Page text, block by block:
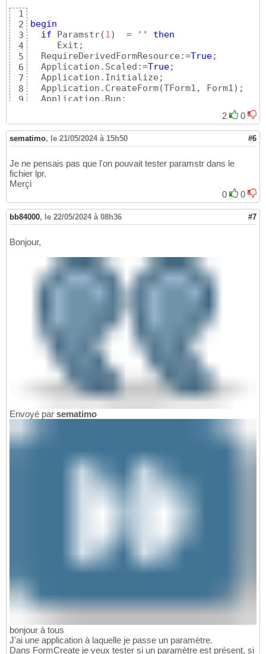
1
2
3
4
5
6
7
8
9
begin
if Paramstr(1)
  =
''
then
     Exit;
  RequireDerivedFormResource:=
True;
  Application.Scaled:=
True;
  Application.Initialize;
  Application.CreateForm
(TForm1, Form1) ;
2 0
sematimo, le 21/05/2024 à 15h50 #6
Je ne pensais pas que l'on pouvait tester paramstr dans le
fichier lpr.
Merçi
0
0
bb84000, le 22/05/2024 à 08h36 #7
Bonjour,
Envoyé par sematimo
bonjour à tous
J'ai une application à laquelle je passe un paramètre.
Dans FormCreate je veux tester si un paramètre est présent, si